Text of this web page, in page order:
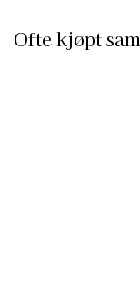
Ofte kjøpt